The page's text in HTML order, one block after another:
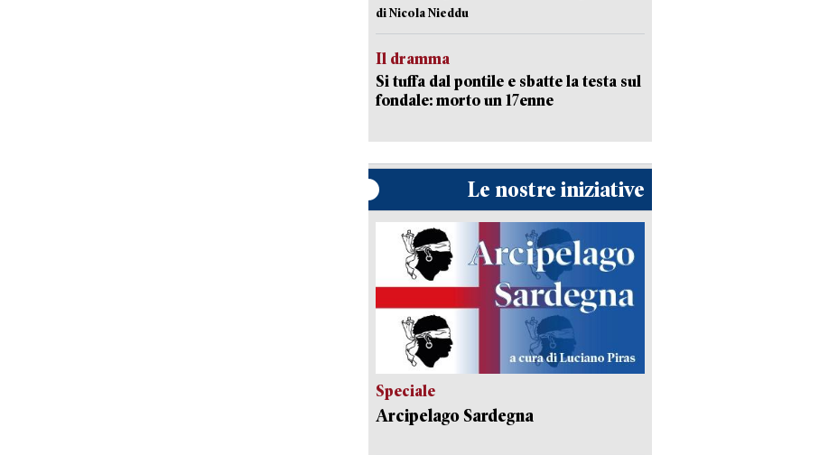
di Nicola Nieddu
Il dramma
Si tuffa dal pontile e sbatte la testa sul
fondale: morto un 17enne
Le nostre iniziative
Speciale
Arcipelago Sardegna